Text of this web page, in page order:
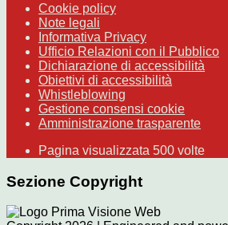
Cookie policy
Note legali
Informativa Privacy
Ufficio Relazioni con il Pubblico
Dichiarazione di accessibilità
Obiettivi di accessibilità
Whistleblowing
Gestione consensi cookie
Amministrazione trasparente
Pagina visualizzata 500 volte
Sezione Copyright